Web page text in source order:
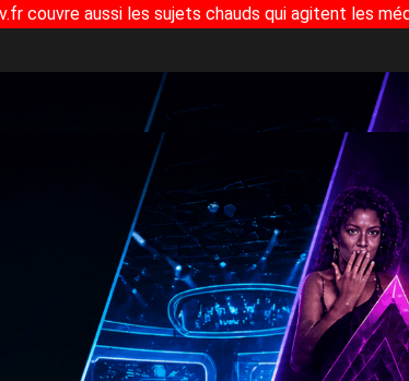
couvre aussi les sujets chauds qui agitent les